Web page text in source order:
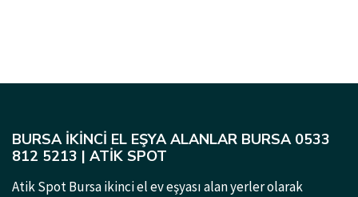
BURSA İKINCI EL EŞYA ALANLAR BURSA 0533
812 5213 | ATIK SPOT
Atik Spot Bursa ikinci el ev eşyası alan yerler olarak